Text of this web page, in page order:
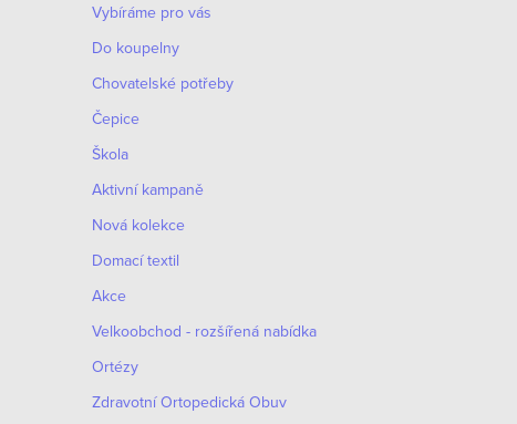
Vybíráme pro vás
Do koupelny
Chovatelské potřeby
Čepice
Škola
Aktivní kampaně
Nová kolekce
Domací textil
Akce
Velkoobchod - rozšířená nabídka
Ortézy
Zdravotní Ortopedická Obuv